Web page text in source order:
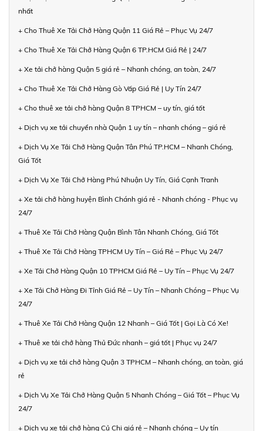
nhất
+ Cho Thuê Xe Tải Chở Hàng Quận 11 Giá Rẻ – Phục Vụ 24/7
+ Cho Thuê Xe Tải Chở Hàng Quận 6 TP.HCM Giá Rẻ | 24/7
+ Xe tải chở hàng Quận 5 giá rẻ – Nhanh chóng, an toàn, 24/7
+ Cho Thuê Xe Tải Chở Hàng Gò Vấp Giá Rẻ | Uy Tín 24/7
+ Cho thuê xe tải chở hàng Quận 8 TPHCM – uy tín, giá tốt
+ Dịch vụ xe tải chuyển nhà Quận 1 uy tín – nhanh chóng – giá rẻ
+ Dịch Vụ Xe Tải Chở Hàng Quận Tân Phú TP.HCM – Nhanh Chóng,
Giá Tốt
+ Dịch Vụ Xe Tải Chở Hàng Phú Nhuận Uy Tín, Giá Cạnh Tranh
+ Xe tải chở hàng huyện Bình Chánh giá rẻ - Nhanh chóng - Phục vụ
24/7
+ Thuê Xe Tải Chở Hàng Quận Bình Tân Nhanh Chóng, Giá Tốt
+ Thuê Xe Tải Chở Hàng TPHCM Uy Tín – Giá Rẻ – Phục Vụ 24/7
+ Xe Tải Chở Hàng Quận 10 TPHCM Giá Rẻ – Uy Tín – Phục Vụ 24/7
+ Xe Tải Chở Hàng Đi Tỉnh Giá Rẻ – Uy Tín – Nhanh Chóng – Phục Vụ
24/7
+ Thuê Xe Tải Chở Hàng Quận 12 Nhanh – Giá Tốt | Gọi Là Có Xe!
+ Thuê xe tải chở hàng Thủ Đức nhanh – giá tốt | Phục vụ 24/7
+ Dịch vụ xe tải chở hàng Quận 3 TPHCM – Nhanh chóng, an toàn, giá
rẻ
+ Dịch Vụ Xe Tải Chở Hàng Quận 5 Nhanh Chóng – Giá Tốt – Phục Vụ
24/7
+ Dịch vụ xe tải chở hàng Củ Chi giá rẻ – Nhanh chóng – Uy tín